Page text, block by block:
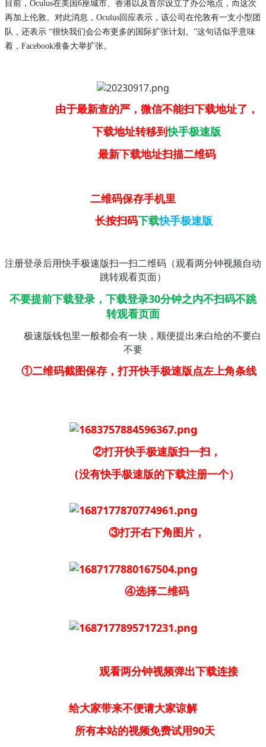
目前，Oculus在美国6座城市、香港以及首尔设立了办公地点，而这次
再加上伦敦。对此消息，Oculus回应表示，该公司在伦敦有一支小型团
队，还表示 “很快我们会公布更多的国际扩张计划。”这句话似乎意味
着，Facebook准备大举扩张。
由于最新查的严，微信不能扫下载地址了，
下载地址转移到快手极速版
最新下载地址扫描二维码
二维码保存手机里
长按扫码下载快手极速版
注册登录后用快手极速版扫一扫二维码（观看两分钟视频自动
跳转观看页面）
不要提前下载登录，下载登录30分钟之内不扫码不跳
转观看页面
极速版钱包里一般都会有一块，顺便提出来白给的不要白
不要
①二维码截图保存，打开快手极速版点左上角条线
②打开快手极速版扫一扫，
（没有快手极速版的下载注册一个）
③打开右下角图片，
④选择二维码
观看两分钟视频弹出下载连接
给大家带来不便请大家谅解
所有本站的视频免费试用90天